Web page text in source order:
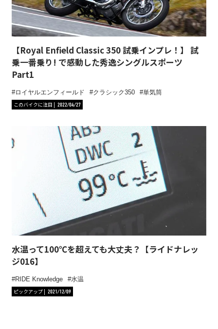
【Royal Enfield Classic 350 試乗インプレ！】 試
乗一番乗り! で感動した秀逸シングルスポーツ
Part1
ロイヤルエンフィールド クラシック350
単気筒
このバイクに注目
2022/04/27
水温って100℃を超えても大丈夫？【ライドナレッ
ジ016】
RIDE Knowledge
水温
ピックアップ
2021/12/09